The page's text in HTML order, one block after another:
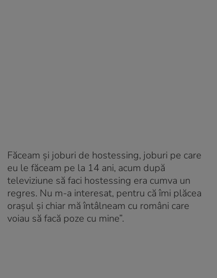
Făceam și joburi de hostessing, joburi pe care
eu le făceam pe la 14 ani, acum după
televiziune să faci hostessing era cumva un
regres. Nu m-a interesat, pentru că îmi plăcea
orașul și chiar mă întâlneam cu români care
voiau să facă poze cu mine”.